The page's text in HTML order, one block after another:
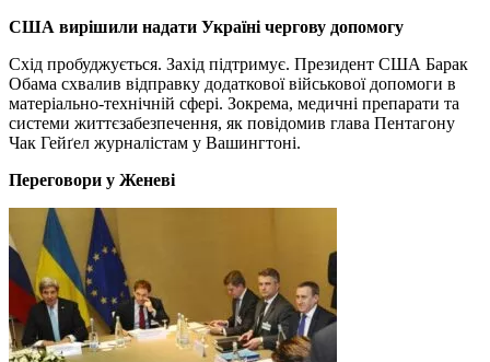
США вирішили надати Україні чергову допомогу
Схід пробуджується. Захід підтримує. Президент США Барак
Обама схвалив відправку додаткової військової допомоги в
матеріально-технічній сфері. Зокрема, медичні препарати та
системи життєзабезпечення, як повідомив глава Пентагону
Чак Гейґел журналістам у Вашингтоні.
Переговори у Женеві